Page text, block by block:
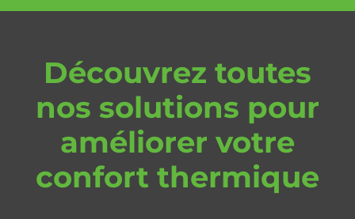
Découvrez toutes
nos solutions pour
améliorer votre
confort thermique